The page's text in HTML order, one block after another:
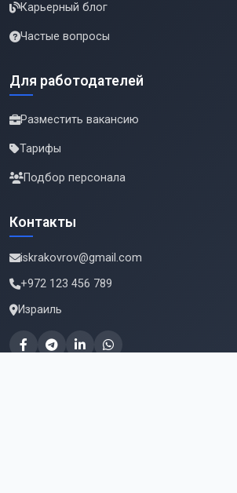
Карьерный блог
Частые вопросы
Для работодателей
Разместить вакансию
Тарифы
Подбор персонала
Контакты
iskrakovrov@gmail.com
+972 123 456 789
Израиль